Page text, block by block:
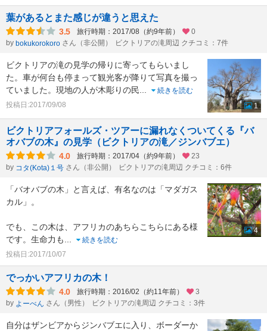
葉があるとまた感じが違うと思えた
3.5 旅行時期：2017/08（約9年前）
0
by bokukorokoro さん（非公開） ビクトリアの滝周辺 クチコミ：7件
ビクトリアの滝の見学の帰りに寄ってもらいまし
た。車が何台も停まって観光客が降りて写真を撮っ
ていました。現地の人が木彫りの民...
続きを読む
投稿日:2017/09/08
1
ビクトリアフォールズ・ツアーに漏れなくついてくる『バ
オバブの木』の見学（ビクトリアの滝／ジンバブエ）
4.0 旅行時期：2017/04（約9年前）
23
by コタ(Kota)１号 さん（非公開） ビクトリアの滝周辺 クチコミ：6件
「バオバブの木」と言えば、有名なのは「マダガス
カル」。
でも、この木は、アフリカのあちらこちらにある様
です。生命力も...
続きを読む
投稿日:2017/10/07
4
でっかいアフリカの木！
4.0 旅行時期：2016/02（約11年前）
3
by よーべん さん（男性） ビクトリアの滝周辺 クチコミ：3件
自分はザンビアからジンバブエに入り、ボーダーか